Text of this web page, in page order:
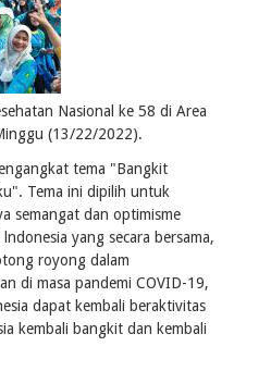
Nasional ke 58 di Area
(13/22/2022).
tema "Bangkit
Tema ini dipilih untuk
semangat dan optimisme
yang secara bersama,
royong dalam
di masa pandemi COVID-19,
dapat kembali beraktivitas
kembali bangkit dan kembali